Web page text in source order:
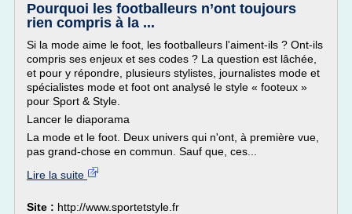
Pourquoi les footballeurs n’ont toujours
rien compris à la ...
Si la mode aime le foot, les footballeurs l'aiment-ils ? Ont-ils
compris ses enjeux et ses codes ? La question est lâchée,
et pour y répondre, plusieurs stylistes, journalistes mode et
spécialistes mode et foot ont analysé le style « footeux »
pour Sport & Style.
Lancer le diaporama
La mode et le foot. Deux univers qui n'ont, à première vue,
pas grand-chose en commun. Sauf que, ces...
Lire la suite
Site : http://www.sportetstyle.fr